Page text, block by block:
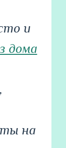
и
дома
на